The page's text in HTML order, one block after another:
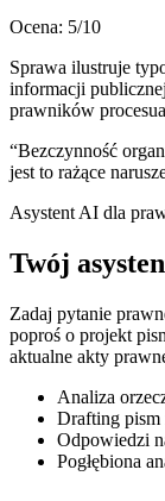
Ocena: 5/10
Sprawa ilustruje
informacji
prawników
“Bezczynność
jest to rażące
Asystent AI dla
Twój
Zadaj pytanie
poproś o projekt
aktualne akty
Analiza
Drafting
Odpowiedzi
Pogłębiona